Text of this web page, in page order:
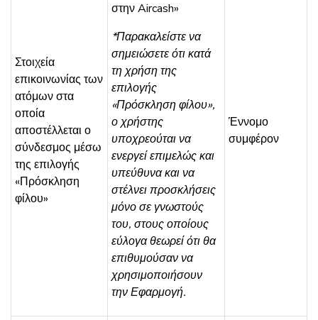
Στοιχεία
επικοινωνίας των
ατόμων στα
οποία
αποστέλλεται ο
σύνδεσμος μέσω
της επιλογής
«Πρόσκληση
φίλου»
στην Aircash»
*Παρακαλείστε να
σημειώσετε ότι κατά
τη χρήση της
επιλογής
«Πρόσκληση φίλου»,
ο χρήστης
υποχρεούται να
ενεργεί επιμελώς και
υπεύθυνα και να
στέλνει προσκλήσεις
μόνο σε γνωστούς
του, στους οποίους
εύλογα θεωρεί ότι θα
επιθυμούσαν να
χρησιμοποιήσουν
την Εφαρμογή.
Έννομο
συμφέρον